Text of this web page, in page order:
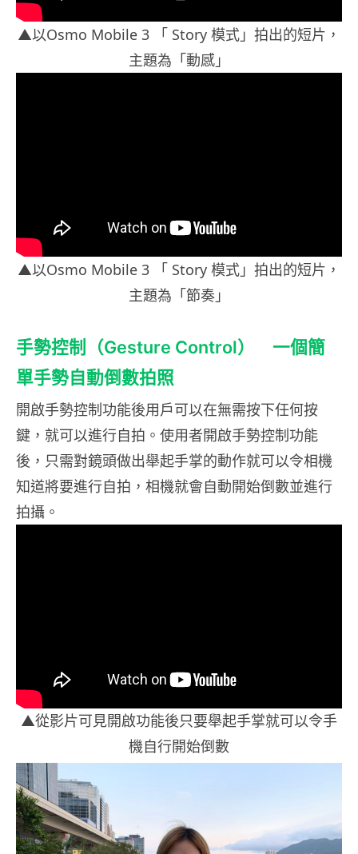
▲以Osmo Mobile 3 「 Story 模式」拍出的短片，
主題為「動感」
▲以Osmo Mobile 3 「 Story 模式」拍出的短片，
主題為「節奏」
手勢控制（Gesture Control） 一個簡
單手勢自動倒數拍照
開啟手勢控制功能後用戶可以在無需按下任何按
鍵，就可以進行自拍。使用者開啟手勢控制功能
後，只需對鏡頭做出舉起手掌的動作就可以令相機
知道將要進行自拍，相機就會自動開始倒數並進行
拍攝。
▲從影片可見開啟功能後只要舉起手掌就可以令手
機自行開始倒數